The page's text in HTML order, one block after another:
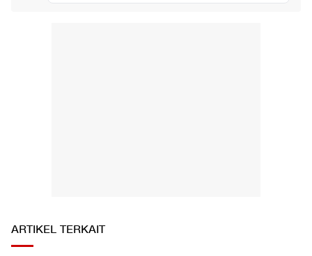
ARTIKEL TERKAIT